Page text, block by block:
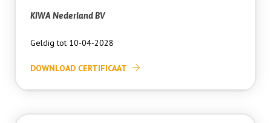
KIWA Nederland BV
Geldig tot 10-04-2028
DOWNLOAD CERTIFICAAT